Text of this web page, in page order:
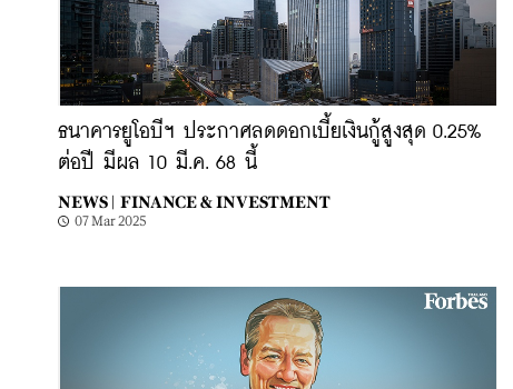
ธนาคารยูโอบีฯ ประกาศลดดอกเบี้ยเงินกู้สูงสุด 0.25%
ต่อปี มีผล 10 มี.ค. 68 นี้
NEWS | FINANCE & INVESTMENT
07 Mar 2025